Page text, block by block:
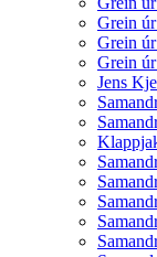
Grein
Grein
Grein
Jens